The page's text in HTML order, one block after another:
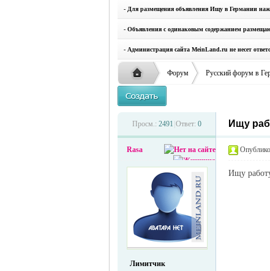
- Для размещения объявления Ищу в Германии
- Объявления с одинаковым содержанием
- Администрация сайта MeinLand.ru не несет
Русская
жизнь и
›
Форум
›
Русский форум в
Просм.: 2491 Ответ: 0 Ищу
Rasa
Лимитчик
Ищу